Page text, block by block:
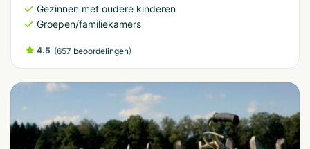
Gezinnen met oudere kinderen
Groepen/familiekamers
4.5 (657 beoordelingen)